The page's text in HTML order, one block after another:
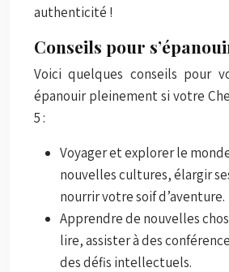
authenticité !
Conseils pour
Voici quelques conseils pour
épanouir pleinement si votre
5 :
Voyager et explorer le
nouvelles cultures, élargir
nourrir votre soif d’aventure.
Apprendre de nouvelles
lire, assister à des
des défis intellectuels.